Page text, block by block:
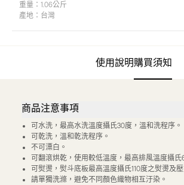
重量： 1.06公斤
產地： 台灣
使用說明購買須知
商品注意事項
可水洗，最高水洗溫度攝氏30度，溫和洗程序。
可乾洗，溫和乾洗程序。
不可漂白。
可翻滾烘乾，使用較低溫度，最高排風溫度攝氏
可熨燙，熨斗底板最高溫度攝氏110度之熨燙及壓
請單獨洗滌，避免不同顏色織物相互汙染。